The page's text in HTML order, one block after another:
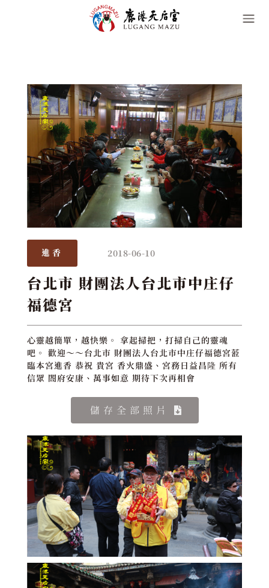
進香 2018-06-10
台北市 財團法人台北市中庄仔
福德宮
心靈越簡單，越快樂。 拿起掃把，打掃自己的靈魂
吧。 歡迎～～台北市 財團法人台北市中庄仔福德宮蒞
臨本宮進香 恭祝 貴宮 香火鼎盛、宮務日益昌隆 所有
信眾 閤府安康、萬事如意 期待下次再相會
儲存全部照片